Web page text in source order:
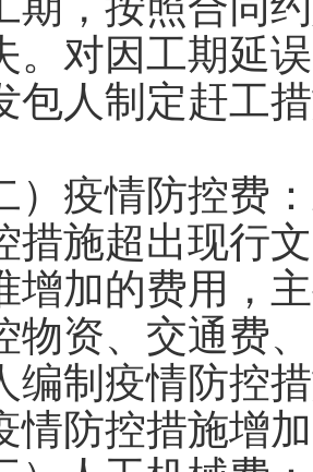
。对因工期延
包人制定赶工
疫情防控费：
措施超出现行
增加的费用，
物资、交通费
编制疫情防控
情防控措施增